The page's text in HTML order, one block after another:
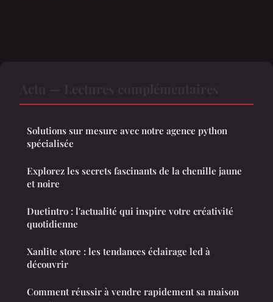
Solutions sur mesure avec notre agence python
spécialisée
Explorez les secrets fascinants de la chenille jaune
et noire
Duetintro : l'actualité qui inspire votre créativité
quotidienne
Xanlite store : les tendances éclairage led à
découvrir
Comment réussir à vendre rapidement sa maison